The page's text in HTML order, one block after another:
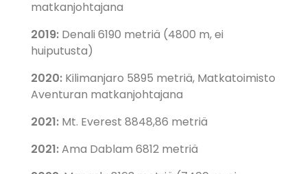
matkanjohtajana
2019: Denali 6190 metriä (4800 m, ei
huiputusta)
2020: Kilimanjaro 5895 metriä, Matkatoimisto
Aventuran matkanjohtajana
2021: Mt. Everest 8848,86 metriä
2021:Ama Dablam 6812 metriä